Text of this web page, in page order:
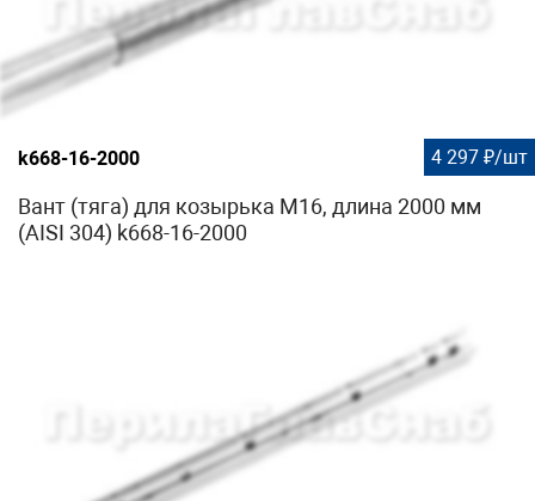
k668-16-2000 4 297 ₽/шт
Вант (тяга) для козырька М16, длина 2000 мм
(AISI 304) k668-16-2000